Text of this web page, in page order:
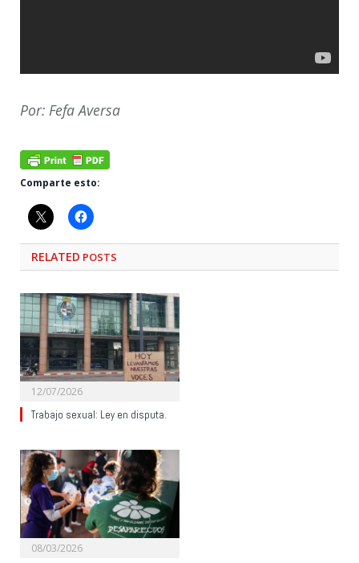
Por: Fefa Aversa
Comparte esto:
RELATED POSTS
12/07/2026
Trabajo sexual: Ley en disputa.
08/03/2026